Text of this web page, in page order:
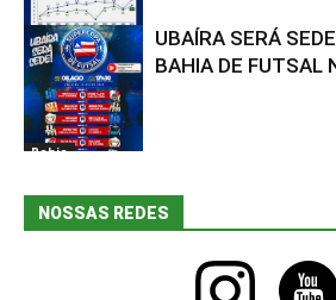
Bahia
Bahia
UBAÍRA SERÁ
BAHIA DE FUTSAL
NOSSAS REDES
instagram youtube